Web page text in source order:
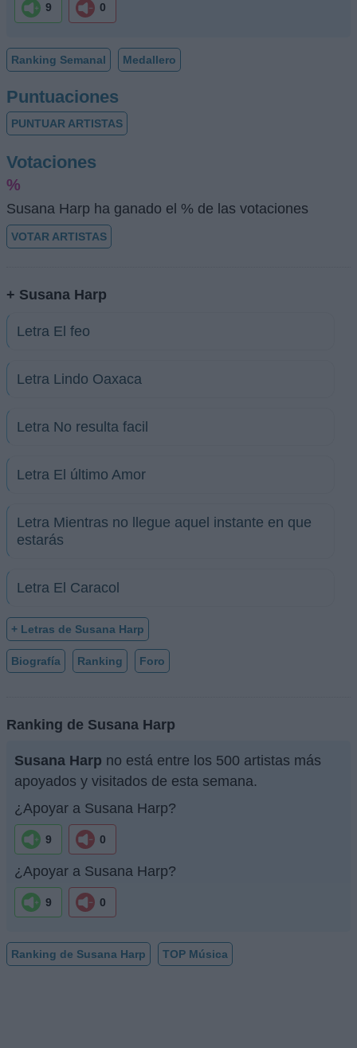
9 0
Ranking Semanal Medallero
Puntuaciones
PUNTUAR ARTISTAS
Votaciones
%
Susana Harp ha ganado el % de las votaciones
VOTAR ARTISTAS
+ Susana Harp
Letra El feo
Letra Lindo Oaxaca
Letra No resulta facil
Letra El último Amor
Letra Mientras no llegue aquel instante en que
estarás
Letra El Caracol
+ Letras de Susana Harp
Biografía Ranking Foro
Ranking de Susana Harp
Susana Harp no está entre los 500 artistas más
apoyados y visitados de esta semana.
¿Apoyar a Susana Harp?
9 0
¿Apoyar a Susana Harp?
9 0
Ranking de Susana Harp TOP Música